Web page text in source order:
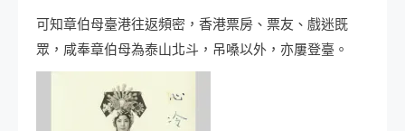
可知章伯母臺港往返頻密，香港票房、票友、戲迷既
眾，咸奉章伯母為泰山北斗，吊嗓以外，亦屢登臺。